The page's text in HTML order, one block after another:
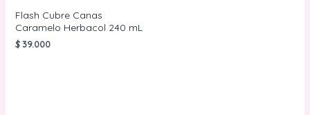
Flash Cubre Canas
Caramelo Herbacol 240 mL
$39.000